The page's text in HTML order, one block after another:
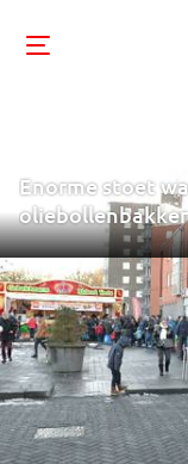
Enorme stoet
minuten in de rij'